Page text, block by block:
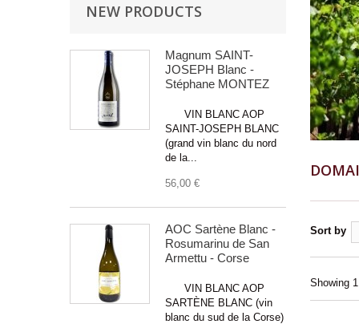
NEW PRODUCTS
Magnum SAINT-
JOSEPH Blanc -
Stéphane MONTEZ
VIN BLANC AOP
SAINT-JOSEPH BLANC
(grand vin blanc du nord
de la...
56,00 €
AOC Sartène Blanc -
Rosumarinu de San
Armettu - Corse
VIN BLANC AOP
SARTÈNE BLANC (vin
blanc du sud de la Corse)
Sort by
Showing